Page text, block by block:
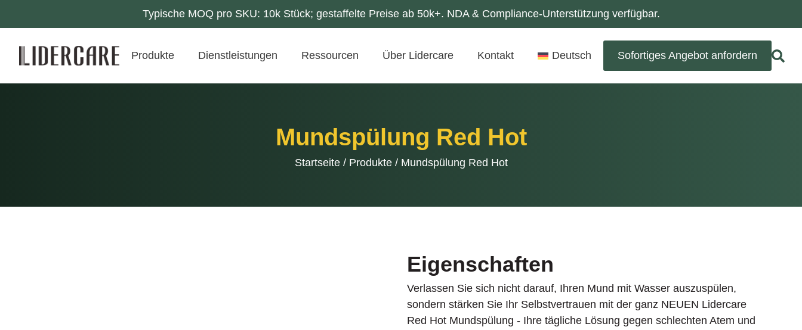
Typische MOQ pro SKU: 10k Stück; gestaffelte Preise ab 50k+. NDA & Compliance-Unterstützung verfügbar.
Produkte Dienstleistungen Ressourcen Über Lidercare Kontakt Deutsch Sofortiges Angebot anfordern
Mundspülung Red Hot
Startseite/ Produkte/ Mundspülung Red Hot
Eigenschaften
Verlassen Sie sich nicht darauf, Ihren Mund mit Wasser auszuspülen,
sondern stärken Sie Ihr Selbstvertrauen mit der ganz NEUEN Lidercare
Red Hot Mundspülung - Ihre tägliche Lösung gegen schlechten Atem und